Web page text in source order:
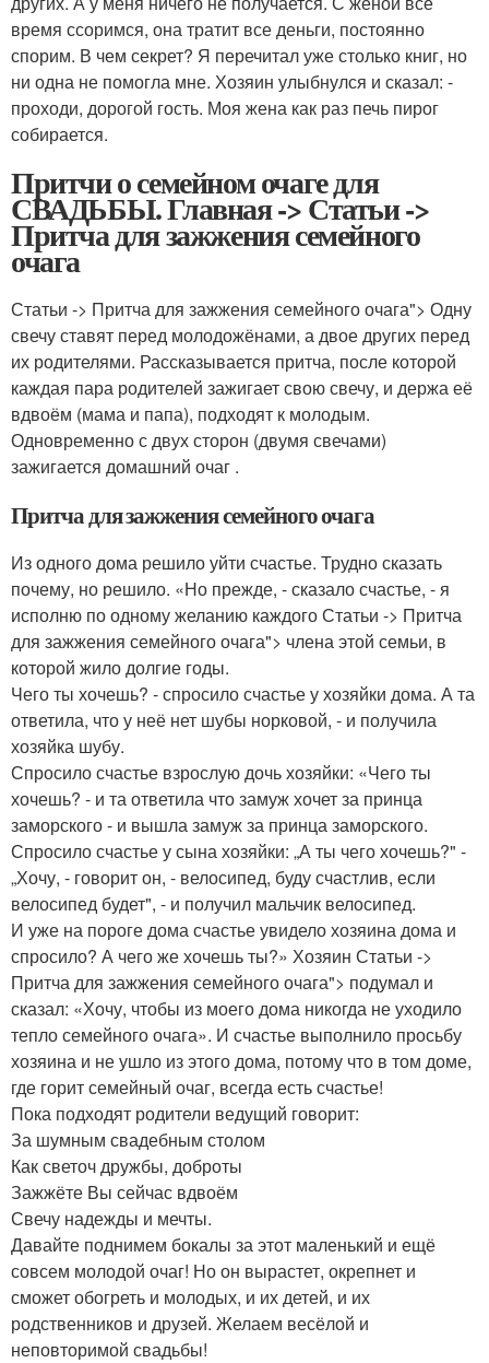
время ссоримся, она тратит все деньги, постоянно
спорим. В чем секрет? Я перечитал уже столько книг, но
ни одна не помогла мне. Хозяин улыбнулся и сказал: -
проходи, дорогой гость. Моя жена как раз печь пирог
собирается.
Притчи о семейном очаге для
СВАДЬБЫ. Главная -> Статьи ->
Притча для зажжения семейного
очага
Статьи -> Притча для зажжения семейного очага"> Одну
свечу ставят перед молодожёнами, а двое других перед
их родителями. Рассказывается притча, после которой
каждая пара родителей зажигает свою свечу, и держа её
вдвоём (мама и папа), подходят к молодым.
Одновременно с двух сторон (двумя свечами)
зажигается домашний очаг .
Притча для зажжения семейного очага
Из одного дома решило уйти счастье. Трудно сказать
почему, но решило. «Но прежде, - сказало счастье, - я
исполню по одному желанию каждого Статьи -> Притча
для зажжения семейного очага"> члена этой семьи, в
которой жило долгие годы.
Чего ты хочешь? - спросило счастье у хозяйки дома. А та
ответила, что у неё нет шубы норковой, - и получила
хозяйка шубу.
Спросило счастье взрослую дочь хозяйки: «Чего ты
хочешь? - и та ответила что замуж хочет за принца
заморского - и вышла замуж за принца заморского.
Спросило счастье у сына хозяйки: „А ты чего хочешь?" -
„Хочу, - говорит он, - велосипед, буду счастлив, если
велосипед будет", - и получил мальчик велосипед.
И уже на пороге дома счастье увидело хозяина дома и
спросило? А чего же хочешь ты?» Хозяин Статьи ->
Притча для зажжения семейного очага"> подумал и
сказал: «Хочу, чтобы из моего дома никогда не уходило
тепло семейного очага». И счастье выполнило просьбу
хозяина и не ушло из этого дома, потому что в том доме,
где горит семейный очаг, всегда есть счастье!
Пока подходят родители ведущий говорит:
За шумным свадебным столом
Как светоч дружбы, доброты
Зажжёте Вы сейчас вдвоём
Свечу надежды и мечты.
Давайте поднимем бокалы за этот маленький и ещё
совсем молодой очаг! Но он вырастет, окрепнет и
сможет обогреть и молодых, и их детей, и их
родственников и друзей. Желаем весёлой и
неповторимой свадьбы!